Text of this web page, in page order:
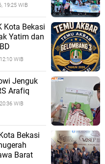
19:25 WIB
Kota Bekasi
Yatim dan
WIB
Jenguk
Arafiq
WIB
Bekasi
Barat